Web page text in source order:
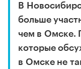
В
больше
чем в Омске.
которые
в Омске не